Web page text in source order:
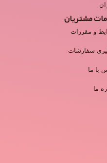
مشتریان
و مقررات
سفارشات
با ما
ما